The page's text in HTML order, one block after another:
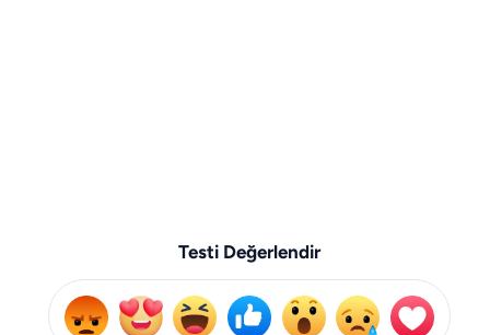
Testi Değerlendir